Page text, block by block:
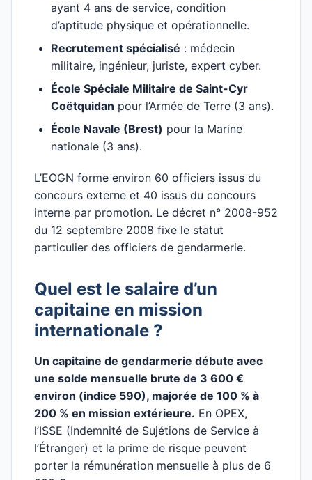
ayant 4 ans de service, condition
d’aptitude physique et opérationnelle.
Recrutement spécialisé : médecin
militaire, ingénieur, juriste, expert cyber.
École Spéciale Militaire de Saint-Cyr
Coëtquidan pour l’Armée de Terre (3 ans).
École Navale (Brest) pour la Marine
nationale (3 ans).
L’EOGN forme environ 60 officiers issus du
concours externe et 40 issus du concours
interne par promotion. Le décret n° 2008-952
du 12 septembre 2008 fixe le statut
particulier des officiers de gendarmerie.
Quel est le salaire d’un
capitaine en mission
internationale ?
Un capitaine de gendarmerie débute avec
une solde mensuelle brute de 3 600 €
environ (indice 590), majorée de 100 % à
200 % en mission extérieure. En OPEX,
l’ISSE (Indemnité de Sujétions de Service à
l’Étranger) et la prime de risque peuvent
porter la rémunération mensuelle à plus de 6